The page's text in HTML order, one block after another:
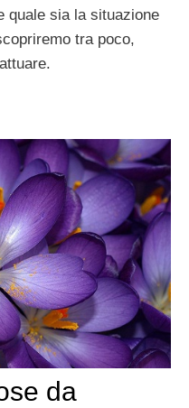
quale sia la situazione
tra poco,
da